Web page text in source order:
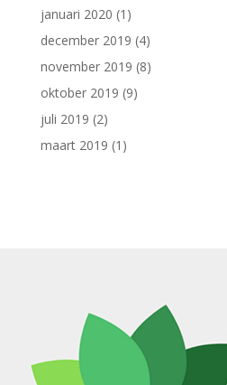
januari 2020 (1)
december 2019 (4)
november 2019 (8)
oktober 2019 (9)
juli 2019 (2)
maart 2019 (1)